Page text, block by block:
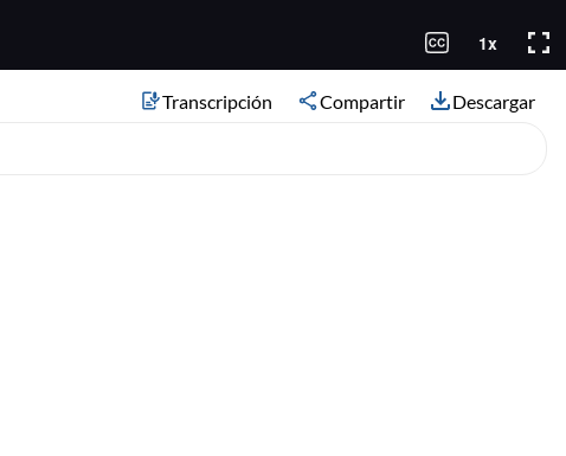
Transcripción Compartir Descargar